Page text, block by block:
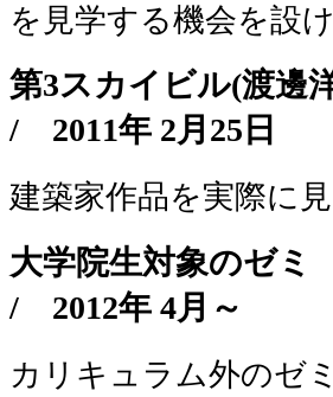
を見学する機会を設
第3スカイビル(渡
/ 2011年 2月25日
建築家作品を実際に
大学院生対象のゼミ
/ 2012年 4月～
カリキュラム外のゼ